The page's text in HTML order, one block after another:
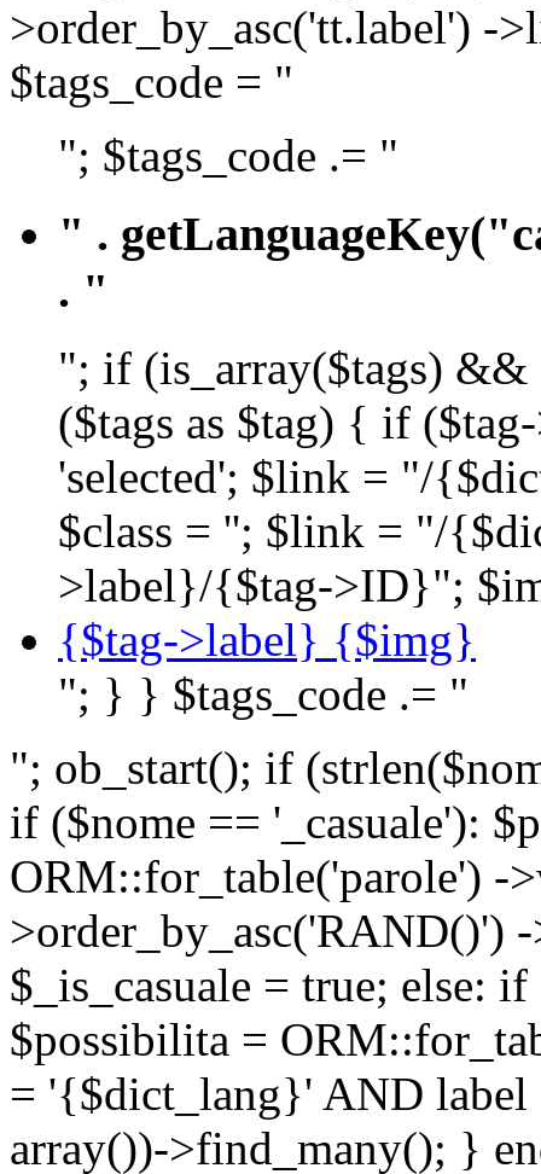
>order_by_asc('tt.label') -
$tags_code = "
"; $tags_code .= "
" .
. "
"; if (is_array($tags) &&
($tags as $tag) { if
'selected'; $link = "/
$class = ''; $link = "/
>label}/{$tag->ID}";
{$tag->label} {$img}
"; } } $tags_code .= "
"; ob_start(); if
if ($nome == '_casuale'):
ORM::for_table('parole') -
>order_by_asc('RAND()')
$_is_casuale = true; else:
$possibilita =
= '{$dict_lang}' AND
array())->find_many(); }